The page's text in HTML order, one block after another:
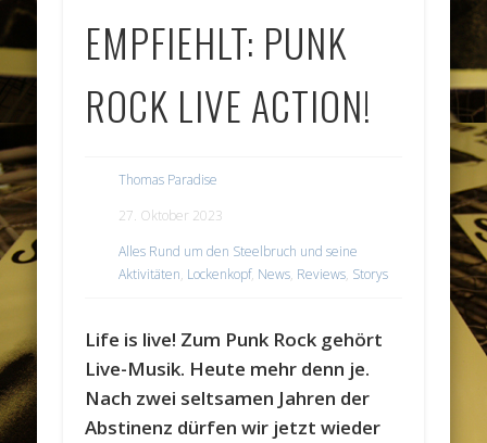
EMPFIEHLT: PUNK
ROCK LIVE ACTION!
Thomas Paradise
27. Oktober 2023
Alles Rund um den Steelbruch und seine
Aktivitäten, Lockenkopf, News, Reviews, Storys
Life is live! Zum Punk Rock gehört
Live-Musik. Heute mehr denn je.
Nach zwei seltsamen Jahren der
Abstinenz dürfen wir jetzt wieder